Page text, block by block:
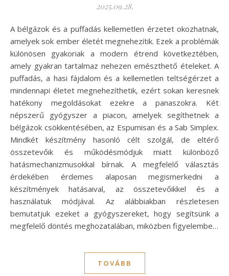
2025.09.28.
A bélgázok és a puffadás kellemetlen érzetet okozhatnak,
amelyek sok ember életét megnehezítik. Ezek a problémák
különösen gyakoriak a modern étrend következtében,
amely gyakran tartalmaz nehezen emészthető ételeket. A
puffadás, a hasi fájdalom és a kellemetlen teltségérzet a
mindennapi életet megnehezíthetik, ezért sokan keresnek
hatékony megoldásokat ezekre a panaszokra. Két
népszerű gyógyszer a piacon, amelyek segíthetnek a
bélgázok csökkentésében, az Espumisan és a Sab Simplex.
Mindkét készítmény hasonló célt szolgál, de eltérő
összetevőik és működésmódjuk miatt különböző
hatásmechanizmusokkal bírnak. A megfelelő választás
érdekében érdemes alaposan megismerkedni a
készítmények hatásaival, az összetevőikkel és a
használatuk módjával. Az alábbiakban részletesen
bemutatjuk ezeket a gyógyszereket, hogy segítsünk a
megfelelő döntés meghozatalában, miközben figyelembe…
TOVÁBB